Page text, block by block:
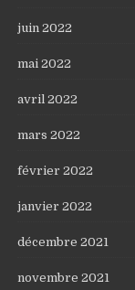
juin 2022
mai 2022
avril 2022
mars 2022
février 2022
janvier 2022
décembre 2021
novembre 2021